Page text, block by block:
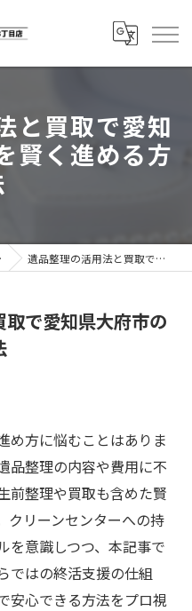
と買取で愛知
賢く進める方
遺品整理の活用法と買取で愛知県大府市の終活を賢く進める方法
で愛知県大府市の
め方に悩むことはありま
品整理の内容や費用に不
前整理や買取も含めた賢
クリーンセンターへの持
を意識しつつ、本記事で
ではの終活支援の仕組
安心できる方法をプロ視